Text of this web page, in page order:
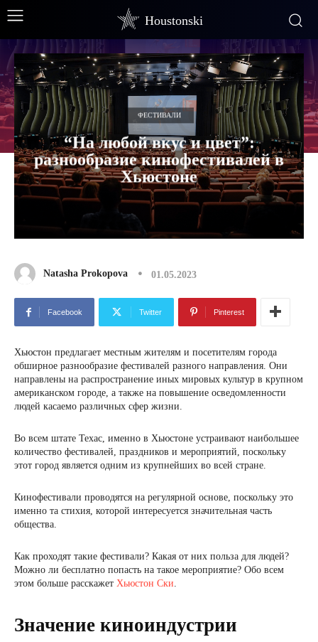
Houstonski
ФЕСТИВАЛИ
“На любой вкус и цвет”:
разнообразие кинофестивалей в
Хьюстоне
Natasha Prokopova 01.05.2023
Facebook Twitter Pinterest
Хьюстон предлагает местным жителям и посетителям города
обширное разнообразие фестивалей разного направления. Они
направлены на распространение иных мировых культур в крупном
американском городе, а также на повышение осведомленности
людей касаемо различных сфер жизни.
Во всем штате Техас, именно в Хьюстоне устраивают наибольшее
количество фестивалей, праздников и мероприятий, поскольку
этот город является одним из крупнейших во всей стране.
Кинофестивали проводятся на регулярной основе, поскольку это
именно та стихия, которой интересуется значительная часть
общества.
Как проходят такие фестивали? Какая от них польза для людей?
Можно ли бесплатно попасть на такое мероприятие? Обо всем
этом больше расскажет Хьюстон Ски.
Значение киноиндустрии